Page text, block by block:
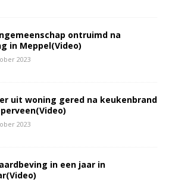
ontruimd na
in Meppel(Video)
2023
uit woning gered na keukenbrand
2023
in een jaar in